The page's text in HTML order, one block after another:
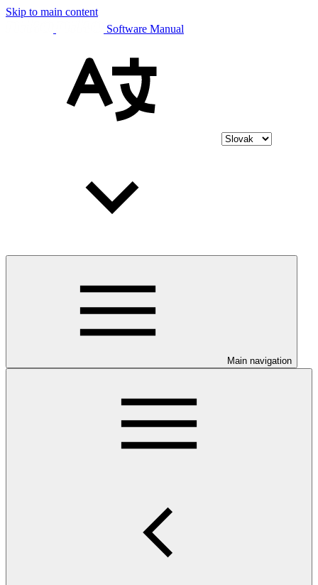
Skip to main content
Software Manual
Main navigation